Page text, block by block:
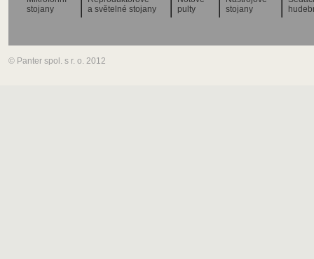
stojany
a světelné stojany
pulty
stojany
© Panter spol. s r. o. 2012